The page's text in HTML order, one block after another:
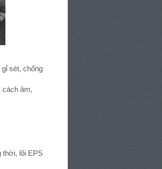
sét, chống
cách âm,
thời, lõi EPS